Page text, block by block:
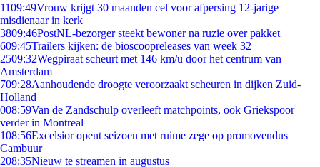
1109:49Vrouw krijgt 30 maanden cel voor afpersing 12-jarige
misdienaar in kerk
3809:46PostNL-bezorger steekt bewoner na ruzie over pakket
609:45Trailers kijken: de bioscoopreleases van week 32
2509:32Wegpiraat scheurt met 146 km/u door het centrum van
Amsterdam
709:28Aanhoudende droogte veroorzaakt scheuren in dijken Zuid-
Holland
008:59Van de Zandschulp overleeft matchpoints, ook Griekspoor
verder in Montreal
108:56Excelsior opent seizoen met ruime zege op promovendus
Cambuur
208:35Nieuw te streamen in augustus